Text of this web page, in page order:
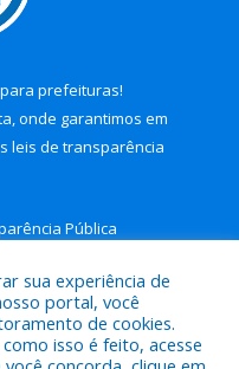
prefeituras!
onde garantimos em
leis de transparência
Pública
Municipal de Aurora
sua experiência de
portal, você
de cookies.
isso é feito, acesse